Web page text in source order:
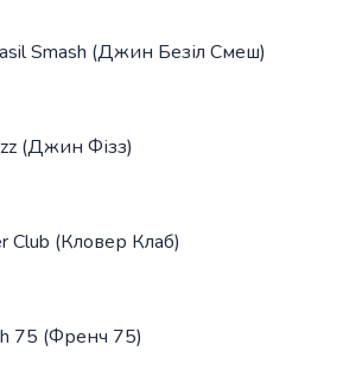
Smash (Джин Безіл Смеш)
(Джин Фізз)
Club (Кловер Клаб)
75 (Френч 75)